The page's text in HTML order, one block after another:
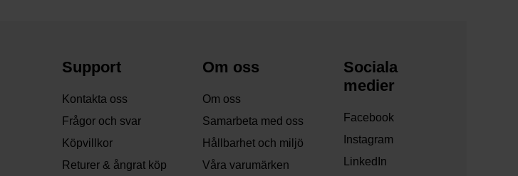
Support
Kontakta oss
Frågor och svar
Köpvillkor
Returer & ångrat köp
Om oss
Om oss
Samarbeta med oss
Hållbarhet och miljö
Våra varumärken
Sociala
medier
Facebook
Instagram
LinkedIn